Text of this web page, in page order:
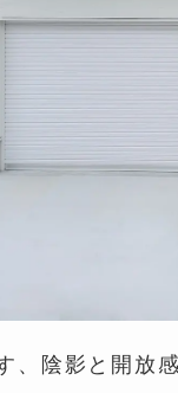
、陰影と開放